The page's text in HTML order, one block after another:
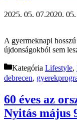
2025. 05. 07.2020.
A gyermeknapi
újdonságokból sem
Kategória Lifestyle,
debrecen,
60 éves az
Nyitás május